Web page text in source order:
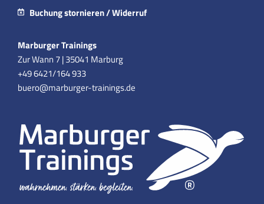
Buchung stornieren / Widerruf
Marburger Trainings
Zur Wann 7 | 35041 Marburg
+49 6421/164 933
buero@marburger-trainings.de